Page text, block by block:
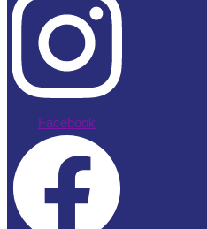
Facebook